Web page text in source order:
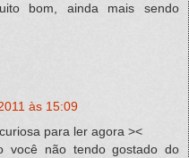
bom, ainda mais sendo
às 15:09
para ler agora ><
você não tendo gostado do